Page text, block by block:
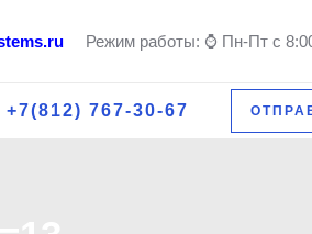
Режим работы: ⌚ Пн-Пт с
+7(812) 767-30-67